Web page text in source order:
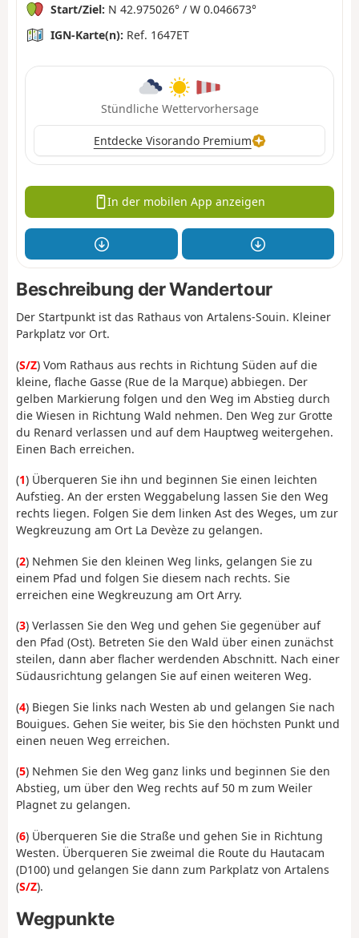
Start/Ziel: N 42.975026° / W 0.046673°
IGN-Karte(n): Ref. 1647ET
Stündliche Wettervorhersage
Entdecke Visorando Premium
In der mobilen App anzeigen
Beschreibung der Wandertour
Der Startpunkt ist das Rathaus von Artalens-Souin. Kleiner
Parkplatz vor Ort.
(S/Z) Vom Rathaus aus rechts in Richtung Süden auf die
kleine, flache Gasse (Rue de la Marque) abbiegen. Der
gelben Markierung folgen und den Weg im Abstieg durch
die Wiesen in Richtung Wald nehmen. Den Weg zur Grotte
du Renard verlassen und auf dem Hauptweg weitergehen.
Einen Bach erreichen.
(1) Überqueren Sie ihn und beginnen Sie einen leichten
Aufstieg. An der ersten Weggabelung lassen Sie den Weg
rechts liegen. Folgen Sie dem linken Ast des Weges, um zur
Wegkreuzung am Ort La Devèze zu gelangen.
(2) Nehmen Sie den kleinen Weg links, gelangen Sie zu
einem Pfad und folgen Sie diesem nach rechts. Sie
erreichen eine Wegkreuzung am Ort Arry.
(3) Verlassen Sie den Weg und gehen Sie gegenüber auf
den Pfad (Ost). Betreten Sie den Wald über einen zunächst
steilen, dann aber flacher werdenden Abschnitt. Nach einer
Südausrichtung gelangen Sie auf einen weiteren Weg.
(4) Biegen Sie links nach Westen ab und gelangen Sie nach
Bouigues. Gehen Sie weiter, bis Sie den höchsten Punkt und
einen neuen Weg erreichen.
(5) Nehmen Sie den Weg ganz links und beginnen Sie den
Abstieg, um über den Weg rechts auf 50 m zum Weiler
Plagnet zu gelangen.
(6) Überqueren Sie die Straße und gehen Sie in Richtung
Westen. Überqueren Sie zweimal die Route du Hautacam
(D100) und gelangen Sie dann zum Parkplatz von Artalens
(S/Z).
Wegpunkte